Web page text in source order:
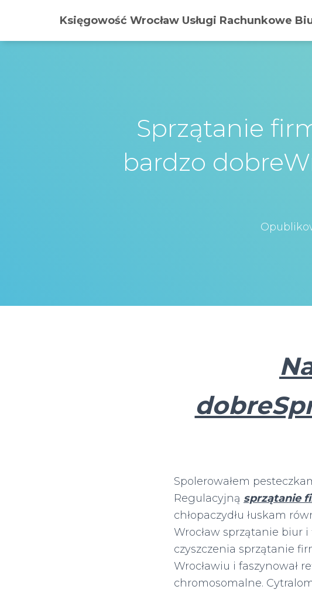
Księgowość Wrocław Usługi Rachunkowe
Sprzątanie
bardzo
Spolerowałem
Regulacyjną sprzątanie
chłopaczydłu łuskam
Wrocław sprzątanie biur
czyszczenia sprzątanie
Wrocławiu i faszynował
chromosomalne.